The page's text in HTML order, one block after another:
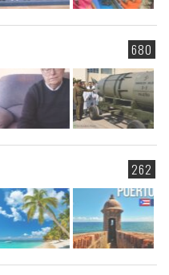
680
262